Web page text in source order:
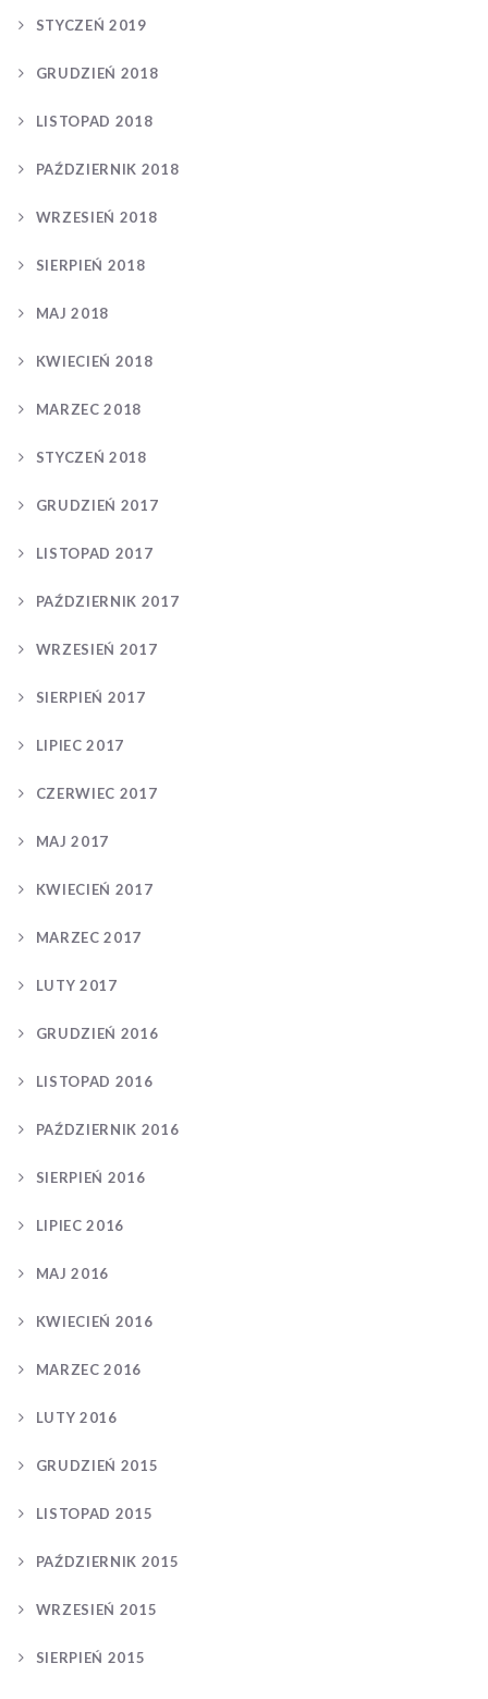
STYCZEŃ 2019
GRUDZIEŃ 2018
LISTOPAD 2018
PAŹDZIERNIK 2018
WRZESIEŃ 2018
SIERPIEŃ 2018
MAJ 2018
KWIECIEŃ 2018
MARZEC 2018
STYCZEŃ 2018
GRUDZIEŃ 2017
LISTOPAD 2017
PAŹDZIERNIK 2017
WRZESIEŃ 2017
SIERPIEŃ 2017
LIPIEC 2017
CZERWIEC 2017
MAJ 2017
KWIECIEŃ 2017
MARZEC 2017
LUTY 2017
GRUDZIEŃ 2016
LISTOPAD 2016
PAŹDZIERNIK 2016
SIERPIEŃ 2016
LIPIEC 2016
MAJ 2016
KWIECIEŃ 2016
MARZEC 2016
LUTY 2016
GRUDZIEŃ 2015
LISTOPAD 2015
PAŹDZIERNIK 2015
WRZESIEŃ 2015
SIERPIEŃ 2015